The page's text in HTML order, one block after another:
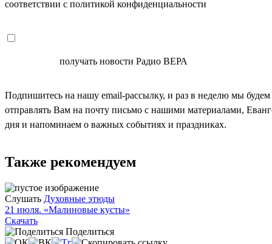
соответствии с политикой конфиденциальности
получать новости Радио ВЕРА
Подпишитесь на нашу email-рассылку, и раз в неделю мы будем
отправлять Вам на почту письмо с нашими материалами,
дня и напоминаем о важных событиях и праздниках.
Также рекомендуем
Слушать Духовные этюды
21 июля. «Малиновые кусты»
Скачать
Поделиться